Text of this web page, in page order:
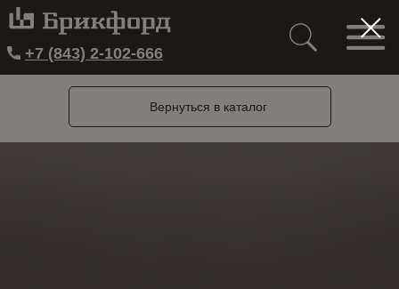
+7 (843) 2-102-666
Вернуться в каталог